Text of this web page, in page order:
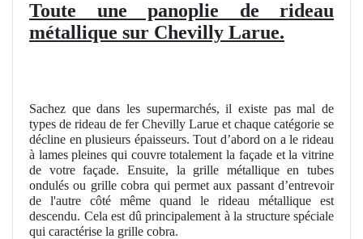
Toute une panoplie de rideau
métallique sur Chevilly Larue.
Sachez que dans les supermarchés, il existe pas mal de
types de rideau de fer Chevilly Larue et chaque catégorie se
décline en plusieurs épaisseurs. Tout d’abord on a le rideau
à lames pleines qui couvre totalement la façade et la vitrine
de votre façade. Ensuite, la grille métallique en tubes
ondulés ou grille cobra qui permet aux passant d’entrevoir
de l'autre côté même quand le rideau métallique est
descendu. Cela est dû principalement à la structure spéciale
qui caractérise la grille cobra.